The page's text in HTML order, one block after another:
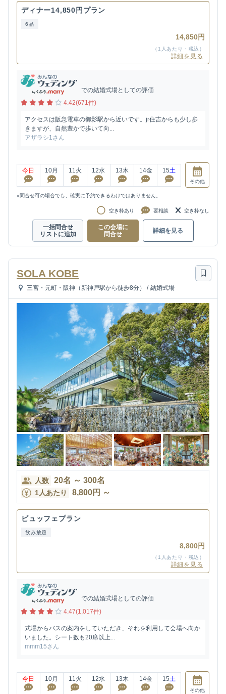
ディナー14,850円プラン
6品
14,850円
（1人あたり・税込）
詳細を見る
での結婚式場としての評価
4.42(671件)
アクセスは阪急電車の御影駅から近いです。jr住吉からも少し歩
きますが、自然豊かで歩いて向...
アザラシ1さん
今日 10月 11 火 12水 13木 14金 15土
その他
※問合せ可の場合でも、確実に予約できるわけではありません。
空き枠あり 要相談 空き枠なし
一括問合せ
リストに追加
この会場に
問合せ
詳細を見る
SOLA KOBE
三宮・元町・阪神（新神戸駅から徒歩8分） / 結婚式場
人数 20名 ～ 300名
1人あたり 8,800円 ～
ビュッフェプラン
飲み放題
8,800円
（1人あたり・税込）
詳細を見る
での結婚式場としての評価
4.47(1,017件)
式場からバスの案内をしていただき、それを利用して会場へ向か
いました。シート数も20席以上...
mmm15さん
今日 10月 11火 12水 13木 14金 15土
その他